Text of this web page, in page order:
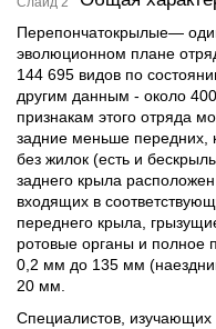
Перепончатокрылые—
эволюционном плане
144 695 видов по
другим данным - около
признакам этого отряда
задние меньше передних,
без жилок (есть и
заднего крыла
входящих в
переднего крыла,
ротовые органы и полное
0,2 мм до 135 мм
20 мм.
Специалистов,